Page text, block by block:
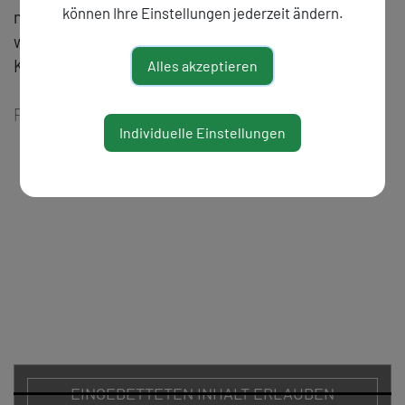
mitgedacht werden kann, stehen ebenso im Visier
wie Arbeiten, die zentral auf metrischen
Komponenten fußen.
F. Huber, C. Steinbacher
EINGEBETTETEN INHALT ERLAUBEN
ZURÜCK
können Ihre Einstellungen jederzeit ändern.
Alles akzeptieren
Individuelle Einstellungen